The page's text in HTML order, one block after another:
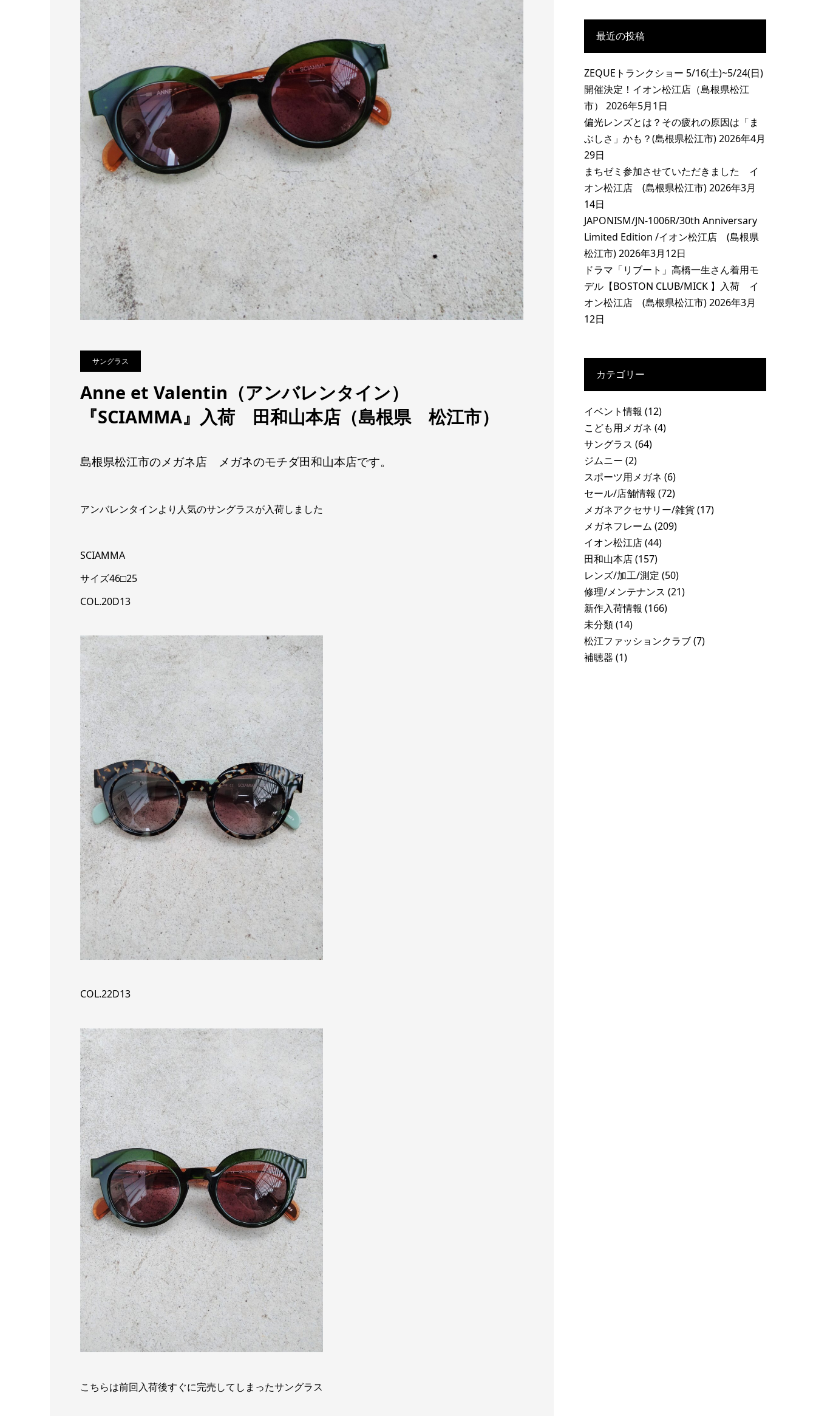
サングラス
Anne et Valentin（アンバレンタイン）
『SCIAMMA』入荷 田和山本店（島根県 松江市）
島根県松江市のメガネ店 メガネのモチダ田和山本店です。
アンバレンタインより人気のサングラスが入荷しました
SCIAMMA
サイズ46□25
COL.20D13
COL.22D13
こちらは前回入荷後すぐに完売してしまったサングラス
最近の投稿
ZEQUEトランクショー 5/16(土)~5/24(日)
開催決定！イオン松江店（島根県松江
市）
2026年5月1日
偏光レンズとは？その疲れの原因は「ま
ぶしさ」かも？(島根県松江市)2026年4月
29日
まちゼミ参加させていただきました イ
オン松江店 (島根県松江市)2026年3月
14日
JAPONISM/JN-1006R/30th Anniversary
Limited Edition /イオン松江店 (島根県
松江市)2026年3月12日
ドラマ「リブート」高橋一生さん着用モ
デル【BOSTON CLUB/MICK 】入荷 イ
オン松江店 (島根県松江市)2026年3月
12日
カテゴリー
イベント情報 (12)
こども用メガネ (4)
サングラス (64)
ジムニー (2)
スポーツ用メガネ (6)
セール/店舗情報 (72)
メガネアクセサリー/雑貨(17)
メガネフレーム (209)
イオン松江店(44)
田和山本店(157)
レンズ/加工/測定 (50)
修理/メンテナンス (21)
新作入荷情報 (166)
未分類(14)
松江ファッションクラブ(7)
補聴器 (1)